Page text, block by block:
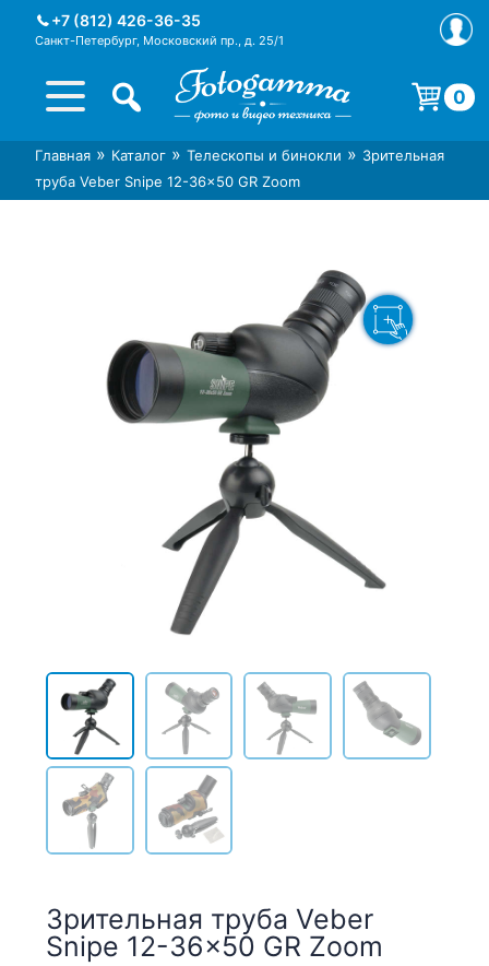
+7 (812) 426-36-35
Санкт-Петербург, Московский пр., д. 25/1
Интернет-магазин фототехники
Foto-Gamma в СПб
Магазин фотоаксессуаров foto-
gamma.ru
0
Корзина пуста.
Главная » Каталог » Телескопы и бинокли » Зрительная
труба Veber Snipe 12-36×50 GR Zoom
Зрительная труба Veber
Snipe 12-36×50 GR Zoom